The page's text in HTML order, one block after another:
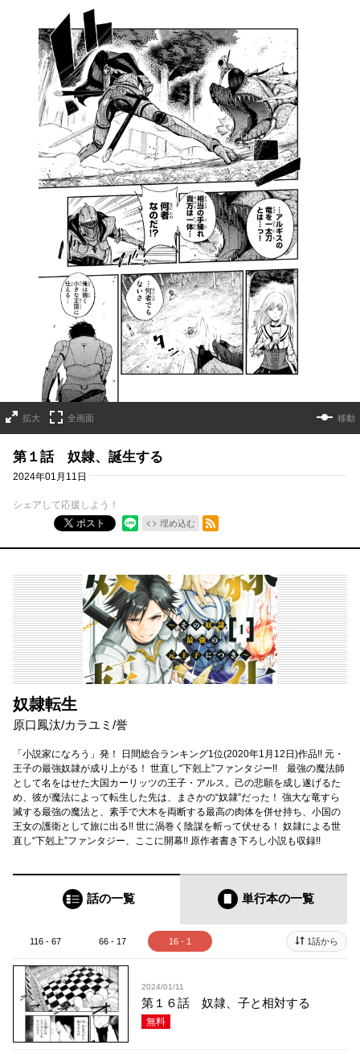
拡大 全画面 移動
第１話 奴隷、誕生する
2024年01月11日
シェアして応援しよう！
ポスト
埋め込む
RSSフィード
奴隷転生
原口鳳汰/カラユミ /誉
「小説家になろう」発！ 日間総合ランキング1位(2020年1月12日)作品!! 元・
王子の最強奴隷が成り上がる！ 世直し“下剋上”ファンタジー!! 最強の魔法師
として名をはせた大国カーリッツの王子・アルス。己の悲願を成し遂げるた
め、彼が魔法によって転生した先は、まさかの“奴隷”だった！ 強大な竜すら
滅する最強の魔法と、素手で大木を両断する最高の肉体を併せ持ち、小国の
王女の護衛として旅に出る!! 世に渦巻く陰謀を斬って伏せる！ 奴隷による世
直し“下剋上”ファンタジー、ここに開幕!! 原作者書き下ろし小説も収録!!
話の一覧 単行本の一覧
116 - 67 66 - 17 16 - 1 1話から
2024/01/11
第１６話 奴隷、子と相対する
無料